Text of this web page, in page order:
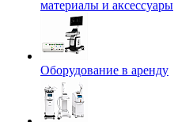
материалы и аксессуары
Оборудование в аренду